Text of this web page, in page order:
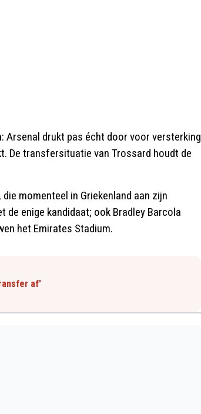
Arsenal drukt pas écht door voor versterking
De transfersituatie van Trossard houdt de
momenteel in Griekenland aan zijn
enige kandidaat; ook Bradley Barcola
het Emirates Stadium.
af'